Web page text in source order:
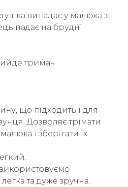
випадає у малюка з
падає на брудні
тримач.
що підходить і для
Дозволяє трімати
і зберігати їх
та дуже зручна.